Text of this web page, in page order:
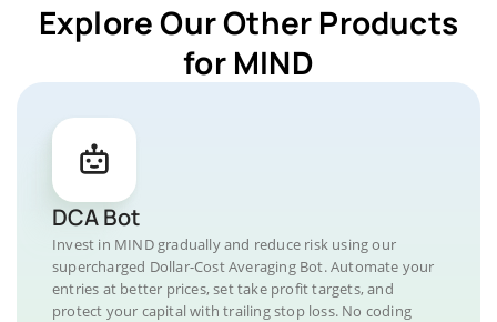
Explore Our Other Products
for MIND
DCA Bot
Invest in MIND gradually and reduce risk using our
supercharged Dollar-Cost Averaging Bot. Automate your
entries at better prices, set take profit targets, and
protect your capital with trailing stop loss. No coding